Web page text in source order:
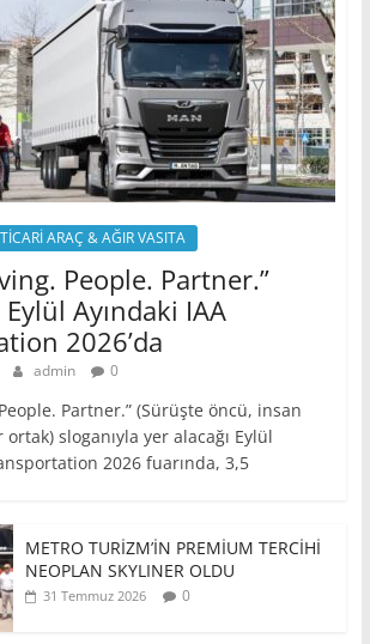
TİCARİ ARAÇ & AĞIR VASITA
People. Partner.”
Eylül Ayındaki IAA
2026’da
admin 0
Partner.” (Sürüşte öncü, insan
sloganıyla yer alacağı Eylül
2026 fuarında, 3,5
METRO TURİZM’İN PREMİUM TERCİHİ
NEOPLAN SKYLINER OLDU
31 Temmuz 2026 0